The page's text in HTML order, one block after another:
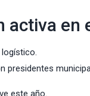
activa en
presidentes
este año.